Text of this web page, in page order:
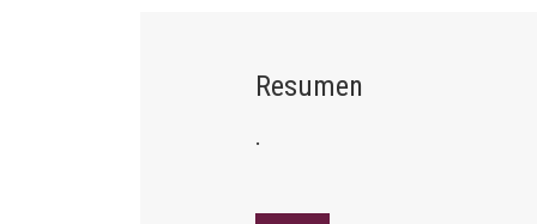
Resumen
.